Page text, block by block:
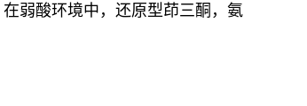
弱酸环境中，还原型茚三酮，氨